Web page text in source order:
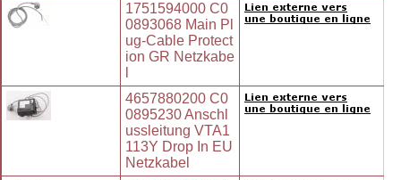
1751594000 C0
0893068 Main Pl
ug-Cable Protect
ion GR Netzkabe
4657880200 C0
0895230 Anschl
ussleitung VTA1
113Y Drop In EU
Netzkabel